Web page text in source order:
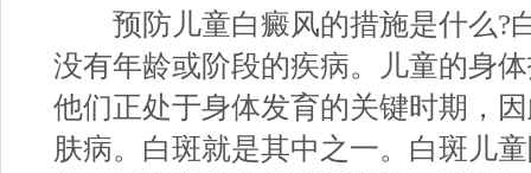
预防儿童白癜风的措施是什么?
没有年龄或阶段的疾病。儿童的身
他们正处于身体发育的关键时期，
肤病。白斑就是其中之一。白斑儿